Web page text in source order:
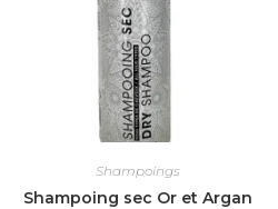
Shampoings
Shampoing sec Or et Argan